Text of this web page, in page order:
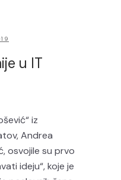
u IT
iz
Andrea
osvojile su prvo
ideju“, koje je